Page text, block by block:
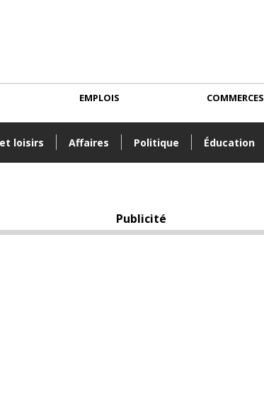
loisirs Affaires Politique Éducation
EMPLOIS COMMERCES
Publicité